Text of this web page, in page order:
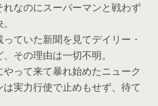
なのにスーパーマンと戦わず
ていた新聞を見てデイリー・
その理由は一切不明。
って来て暴れ始めたニューク
実力行使で止めもせず、待て